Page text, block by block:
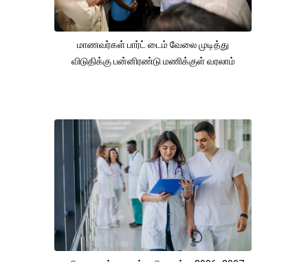
மாணவர்கள் பார்ட் டைம் வேலை முடித்து
விடுதிக்கு பன்னிரண்டு மணிக்குள் வரலாம்